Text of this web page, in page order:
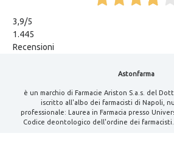
3,9/5
1.445
Recensioni
Astonfarma
è un marchio di Farmacie Ariston S.a.s. del
iscritto all'albo dei farmacisti di Napoli,
professionale: Laurea in Farmacia presso
Codice deontologico dell'ordine dei farmacisti.